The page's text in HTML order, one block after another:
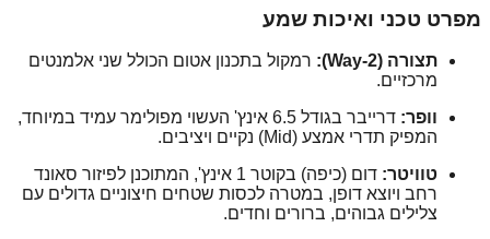
מפרט טכני ואיכות שמע
תצורה (2-Way):
רמקול בתכנון אטום הכולל שני אלמנטים
מרכזיים.
וופר:
דרייבר בגודל 6.5 אינץ' העשוי מפולימר עמיד במיוחד,
המפיק תדרי אמצע (Mid) נקיים ויציבים.
טוויטר:
דום (כיפה) בקוטר 1 אינץ', המתוכנן לפיזור סאונד
רחב ויוצא דופן, במטרה לכסות שטחים חיצוניים גדולים עם
צלילים גבוהים, ברורים וחדים.